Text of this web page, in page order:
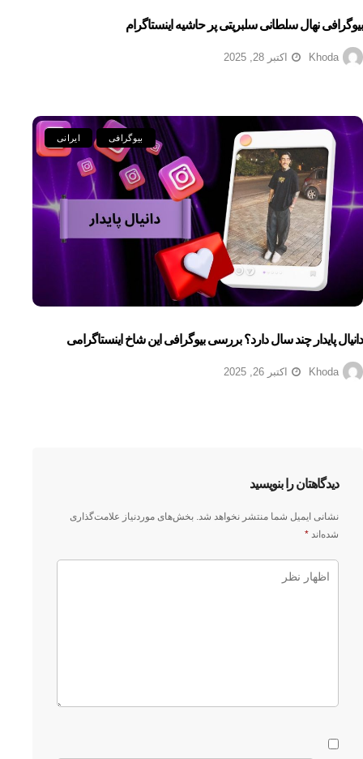
بیوگرافی نهال سلطانی سلبریتی پر حاشیه اینستاگرام
Khoda اکتبر 28, 2025
ایرانی بیوگرافی
دانیال پایدار چند سال دارد؟ بررسی بیوگرافی این شاخ اینستاگرامی
Khoda اکتبر 26, 2025
دیدگاهتان را بنویسید
نشانی ایمیل شما منتشر نخواهد شد. بخش‌های موردنیاز علامت‌گذاری
شده‌اند *